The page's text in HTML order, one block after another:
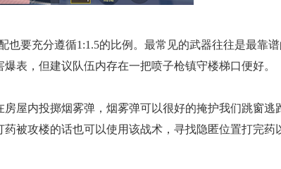
要充分遵循1:1.5的比例。最常见的武器往往是最靠
表，但建议队伍内存在一把喷子枪镇守楼梯口便好。
屋内投掷烟雾弹，烟雾弹可以很好的掩护我们跳窗逃
被攻楼的话也可以使用该战术，寻找隐匿位置打完药